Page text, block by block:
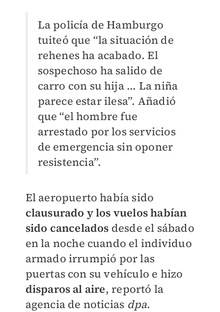
La policía de Hamburgo
tuiteó que “la situación de
rehenes ha acabado. El
sospechoso ha salido de
carro con su hija ... La niña
parece estar ilesa”. Añadió
que “el hombre fue
arrestado por los servicios
de emergencia sin oponer
resistencia”.
El aeropuerto había sido
clausurado y los vuelos habían
sido cancelados desde el sábado
en la noche cuando el individuo
armado irrumpió por las
puertas con su vehículo e hizo
disparos al aire, reportó la
agencia de noticias dpa.